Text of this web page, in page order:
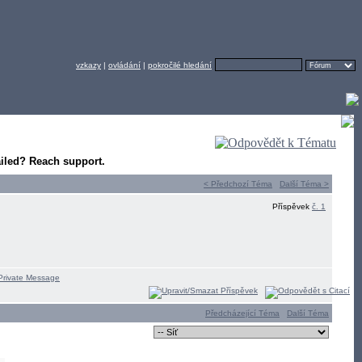
vzkazy | ovládání | pokročilé hledání
Reach support.
< Předchozí Téma Další Téma >
Příspěvek č. 1
Předcházející Téma Další Téma